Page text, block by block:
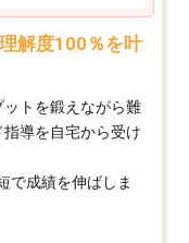
解度100％を叶
トを鍛えながら難
導を自宅から受け
で成績を伸ばしま